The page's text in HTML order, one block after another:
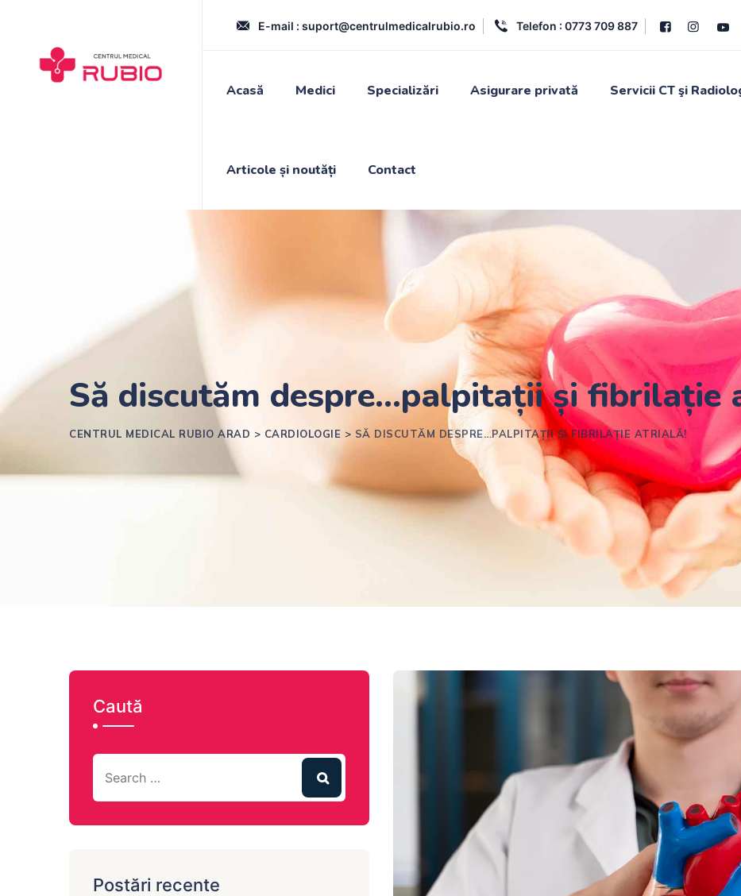
E-mail :suport@centrulmedicalrubio.ro Telefon : 0773 709 887
Acasă Medici Specializări Asigurare privată Servicii CT şi
Articole și noutăți Contact
Să discutăm despre…palpitații și fibrilație
CENTRUL MEDICAL RUBIO ARAD > CARDIOLOGIE > SĂ DISCUTĂM DESPRE…PALPITAȚII ȘI FIBRILAȚIE ATRIALĂ!
Caută
Postări recente